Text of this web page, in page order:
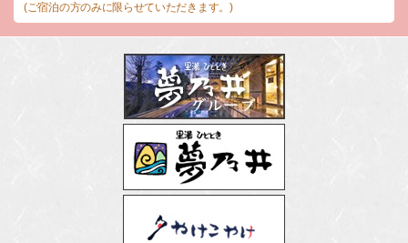
(ご宿泊の方のみに限らせていただきます。)